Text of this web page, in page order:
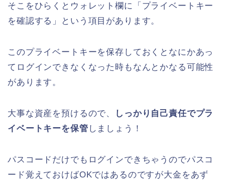
そこをひらくとウォレット欄に「プライベートキー
を確認する」という項目があります。
このプライベートキーを保存しておくとなにかあっ
てログインできなくなった時もなんとかなる可能性
があります。
大事な資産を預けるので、
しっかり自己責任でプラ
イベートキーを保管 しましょう！
パスコードだけでもログインできちゃうのでパスコ
ード覚えておけばOKではあるのですが大金をあず